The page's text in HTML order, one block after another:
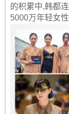
的积累中,韩都
5000万年轻女性